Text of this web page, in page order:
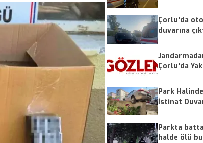
Çorlu'da
duvarına
atlattı
Çorlu'da
Park
İstinat
Parkta
halde ölü